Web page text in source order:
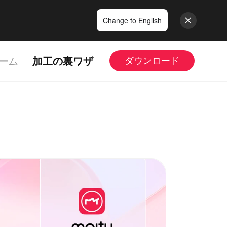
Change to English
ム 加工の裏ワザ ダウンロード